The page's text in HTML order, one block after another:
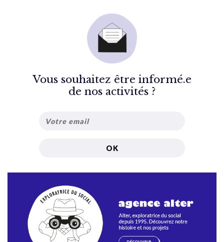
Vous souhaitez être informé.e
de nos activités ?